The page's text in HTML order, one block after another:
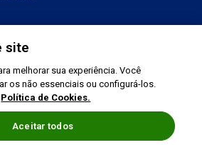
site
melhorar sua experiência. Você
os não essenciais ou configurá-los.
Política de Cookies.
Aceitar todos